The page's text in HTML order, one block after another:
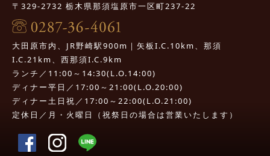
〒329-2732 栃木県那須塩原市一区町237-22
大田原市内、JR野崎駅900m｜矢板I.C.10km、那須
I.C.21km、西那須I.C.9km
ランチ／11:00～14:30(L.O.14:00)
ディナー平日／17:00～21:00(L.O.20:00)
ディナー土日祝／17:00～22:00(L.O.21:00)
定休日／月・火曜日（祝祭日の場合は営業いたします）